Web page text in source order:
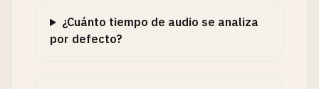
¿Cuánto tiempo de audio se analiza
por defecto?